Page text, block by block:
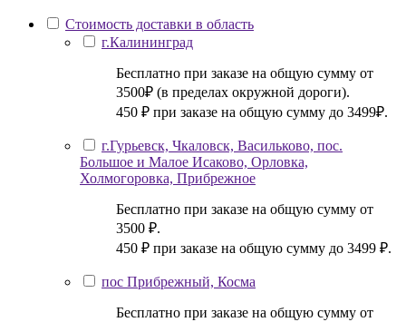
Стоимость доставки в область
г.Калининград
Бесплатно при заказе на общую сумму от
3500₽ (в пределах окружной дороги).
450 ₽ при заказе на общую сумму до 3499₽.
г.Гурьевск, Чкаловск, Васильково, пос.
Большое и Малое Исаково, Орловка,
Холмогоровка, Прибрежное
Бесплатно при заказе на общую сумму от
3500 ₽.
450 ₽ при заказе на общую сумму до 3499 ₽.
пос Прибрежный, Косма
Бесплатно при заказе на общую сумму от